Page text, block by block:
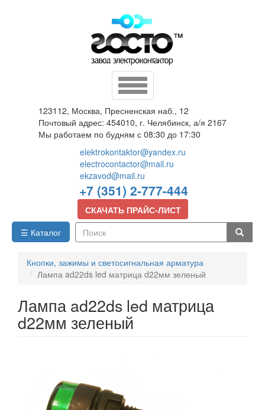
Toggle
navigation
123112, Москва, Пресненская наб., 12
Почтовый адрес: 454010, г. Челябинск, а/я 2167
Мы работаем по будням с 08:30 до 17:30
elektrokontaktor@yandex.ru
electrocontactor@mail.ru
ekzavod@mail.ru
+7 (351) 2-777-444
СКАЧАТЬ ПРАЙС-ЛИСТ
☰ Каталог
Кнопки, зажимы и светосигнальная арматура
Лампа ad22ds led матрица d22мм зеленый
Лампа ad22ds led матрица
d22мм зеленый